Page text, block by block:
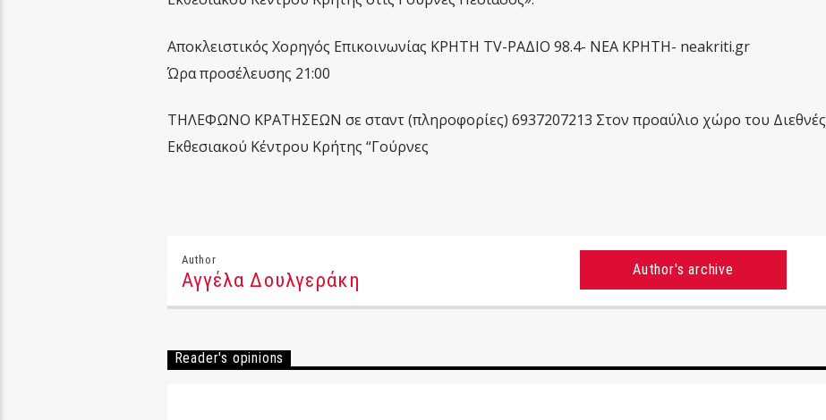
Αποκλειστικός Χορηγός Επικοινωνίας ΚΡΗΤΗ TV-ΡΑΔΙΟ 98.4- ΝΕΑ ΚΡΗΤΗ- neakriti.gr
Ώρα προσέλευσης 21:00
ΤΗΛΕΦΩΝΟ ΚΡΑΤΗΣΕΩΝ σε σταντ (πληροφορίες) 6937207213 Στον προαύλιο χώρο του Διεθνές
Εκθεσιακού Κέντρου Κρήτης “Γούρνες
Author
Αγγέλα Δουλγεράκη Author's archive
Reader's opinions